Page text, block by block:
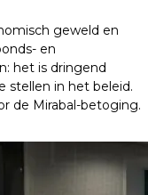
geweld en
en
het is dringend
stellen in het beleid.
de Mirabal-betoging.